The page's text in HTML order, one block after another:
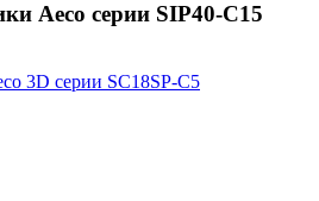
Aeco серии SIP40-C15